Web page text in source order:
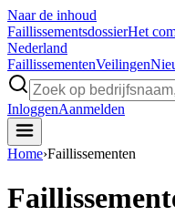
Naar de inhoud
FaillissementsdossierHet
Nederland
FaillissementenVeilingen
InloggenAanmelden
Home›Faillissementen